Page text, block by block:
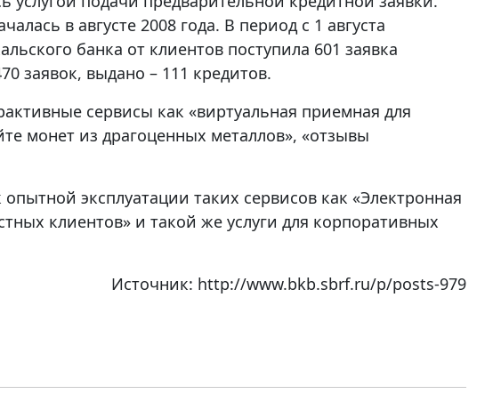
в августе 2008 года. В период с 1 августа
банка от клиентов поступила 601 заявка
заявок, выдано – 111 кредитов.
сервисы как «виртуальная приемная для
монет из драгоценных металлов», «отзывы
эксплуатации таких сервисов как «Электронная
клиентов» и такой же услуги для корпоративных
Источник: http://www.bkb.sbrf.ru/p/posts-979